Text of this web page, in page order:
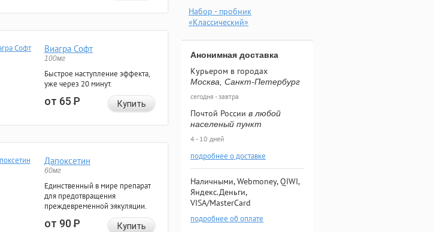
Виагра Софт
100мг
Быстрое наступление эффекта,
уже через 20 минут.
от 65Р Купить
Дапоксетин
60мг
Единственный в мире препарат
для предотвращения
преждевременной эякуляции.
от 90Р Купить
Набор - пробник
«Классический»
Анонимная доставка
Курьером в городах
Москва, Санкт-Петербург
сегодня - завтра
Почтой России в любой
населеный пункт
4 - 10 дней
подробнее о доставке
Наличными, Webmoney, QIWI,
Яндекс.Деньги,
VISA/MasterCard
подробнее об оплате